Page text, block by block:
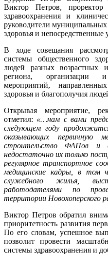
Виктор Петров,
здравоохранения и
руководители
здоровья и непосредственные
В ходе совещания
системы общественного
людей разных возрастных
региона, организации
мероприятий,
здоровья и благополучия
Открывая мероприятие,
отметил: «…нам с вами
следующем году
оказывающих первичную
строительство ФАПов и
недостаточно их только
регулярное транспортное
медицинские кадры, в том
служебного жилья,
работодателями по
территории Новохоперского
Виктор Петров обратил
приоритетность развития
По его словам, успешное
позволит провести
системы здравоохранения и